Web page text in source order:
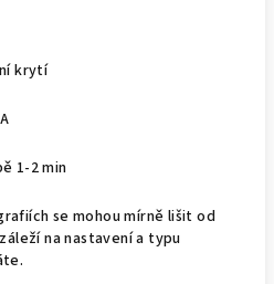
krytí
1-2 min
se mohou mírně lišit od
na nastavení a typu